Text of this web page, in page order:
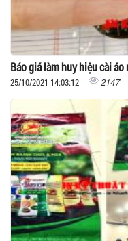
Báo giá làm huy hiệu cài
25/10/2021 14:03:12 2147